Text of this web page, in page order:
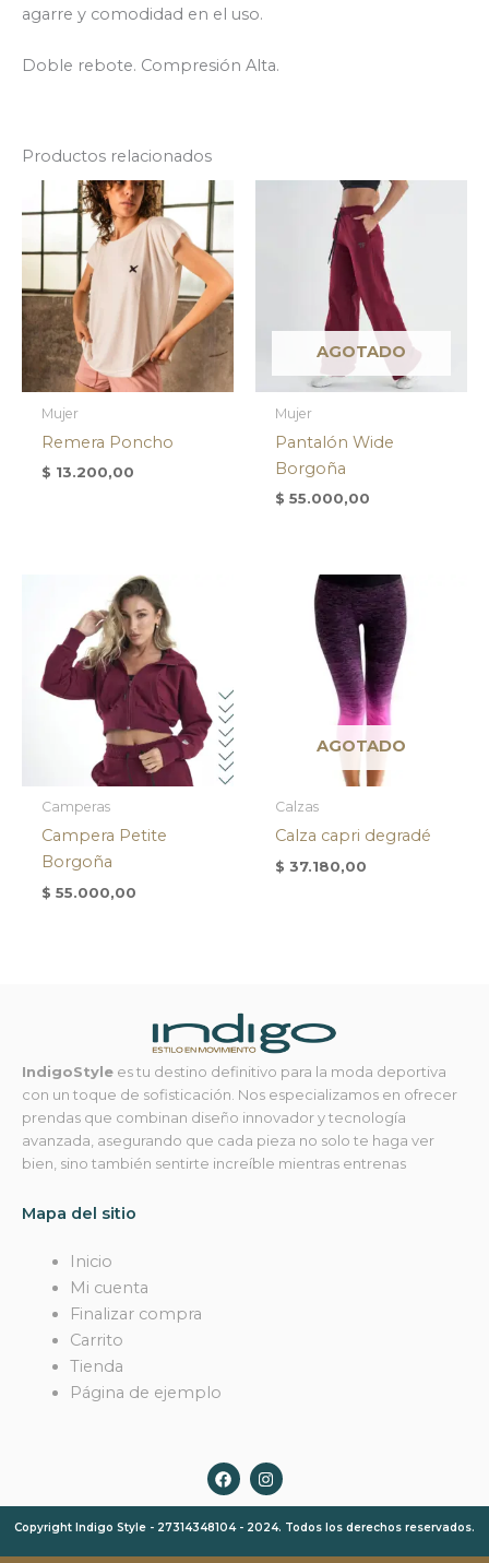
agarre y comodidad en el uso.
Doble rebote. Compresión Alta.
Productos relacionados
Mujer
Remera Poncho
$ 13.200,00
AGOTADO
Mujer
Pantalón Wide
Borgoña
$ 55.000,00
Camperas
Campera Petite
Borgoña
$ 55.000,00
AGOTADO
Calzas
Calza capri degradé
$ 37.180,00
IndigoStyle es tu destino definitivo para la moda deportiva
con un toque de sofisticación. Nos especializamos en ofrecer
prendas que combinan diseño innovador y tecnología
avanzada, asegurando que cada pieza no solo te haga ver
bien, sino también sentirte increíble mientras entrenas
Mapa del sitio
Inicio
Mi cuenta
Finalizar compra
Carrito
Tienda
Página de ejemplo
F
a
c
e
b
o
I
n
s
t
a
g
Copyright Indigo Style - 27314348104 - 2024. Todos los derechos reservados.